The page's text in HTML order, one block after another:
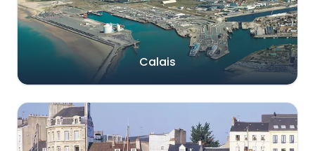
Calais